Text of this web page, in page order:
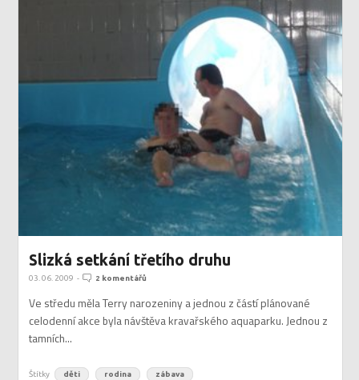
Slizká setkání třetího druhu
03. 06. 2009 - 2 komentářů
Ve středu měla Terry narozeniny a jednou z částí plánované
celodenní akce byla návštěva kravařského aquaparku. Jednou z
tamních...
Štítky děti rodina zábava